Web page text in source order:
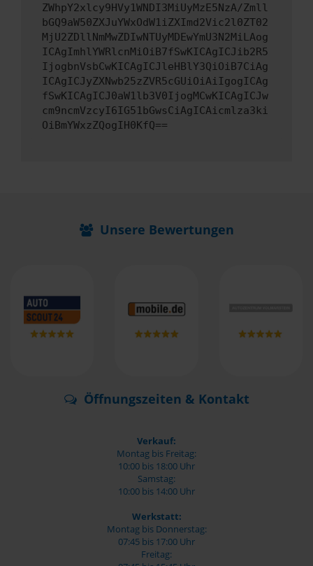
ZWhpY2xlcy9HVy1WNDI3MiUyMzE5NzA/Zmll
bGQ9aW50ZXJuYWxOdW1iZXImd2Vic2l0ZT02
MjU2ZDllNmMwZDIwNTUyMDEwYmU3N2MiLAog
ICAgImhlYWRlcnMiOiB7fSwKICAgICJib2R5
IjogbnVsbCwKICAgICJleHBlY3QiOiB7CiAg
ICAgICJyZXNwb25zZVR5cGUiOiAiIgogICAg
fSwKICAgICJ0aW1lb3V0IjogMCwKICAgICJw
cm9ncmVzcyI6IG51bGwsCiAgICAicmlza3ki
OiBmYWxzZQogIH0KfQ==
Unsere Bewertungen
Öffnungszeiten & Kontakt
Verkauf:
Montag bis Freitag:
10:00 bis 18:00 Uhr
Samstag:
10:00 bis 14:00 Uhr
Werkstatt:
Montag bis Donnerstag:
07:45 bis 17:00 Uhr
Freitag: